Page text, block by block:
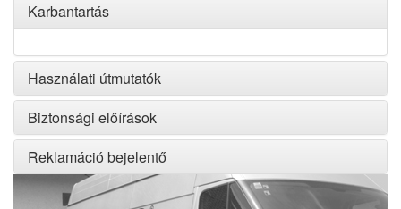
Karbantartás
Használati útmutatók
Biztonsági előírások
Reklamáció bejelentő